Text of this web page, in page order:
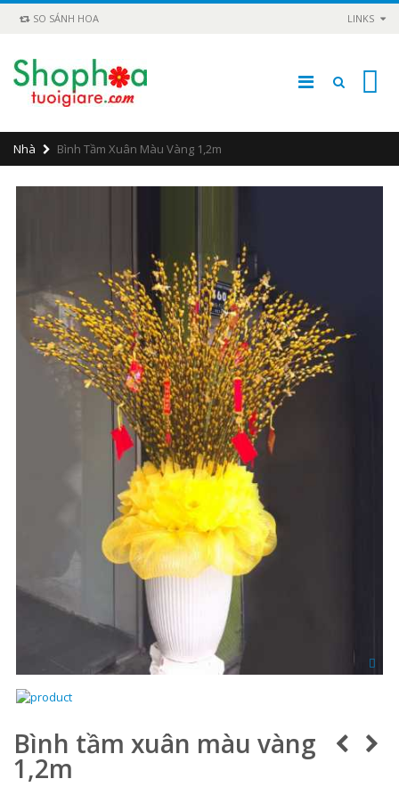
SO SÁNH HOA LINKS
Nhà Bình Tầm Xuân Màu Vàng 1,2m
Bình tầm xuân màu vàng
1,2m